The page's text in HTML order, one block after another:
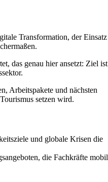
Transformation, der Einsatz
das genau hier ansetzt: Ziel ist
Arbeitspakete und nächsten
setzen wird.
und globale Krisen die
die Fachkräfte mobil